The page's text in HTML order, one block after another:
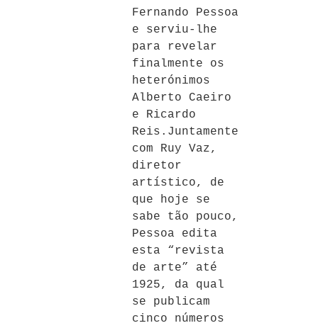
Fernando Pessoa
e serviu-lhe
para revelar
finalmente os
heterónimos
Alberto Caeiro
e Ricardo
Reis.Juntamente
com Ruy Vaz,
diretor
artístico, de
que hoje se
sabe tão pouco,
Pessoa edita
esta “revista
de arte” até
1925, da qual
se publicam
cinco números